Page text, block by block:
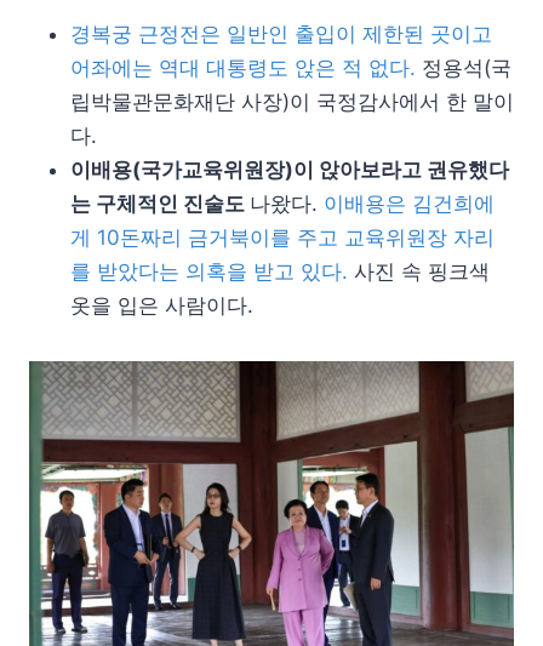
경복궁 근정전은 일반인 출입이 제한된 곳이고
어좌에는 역대 대통령도 앉은 적 없다. 정용석(국
립박물관문화재단 사장)이 국정감사에서 한 말이
다.
이배용(국가교육위원장)이 앉아보라고 권유했다
는 구체적인 진술도 나왔다. 이배용은 김건희에
게 10돈짜리 금거북이를 주고 교육위원장 자리
를 받았다는 의혹을 받고 있다. 사진 속 핑크색
옷을 입은 사람이다.